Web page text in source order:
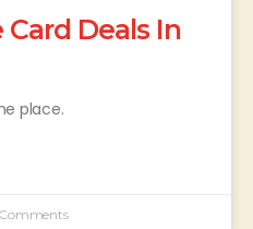
Card Deals In
place.